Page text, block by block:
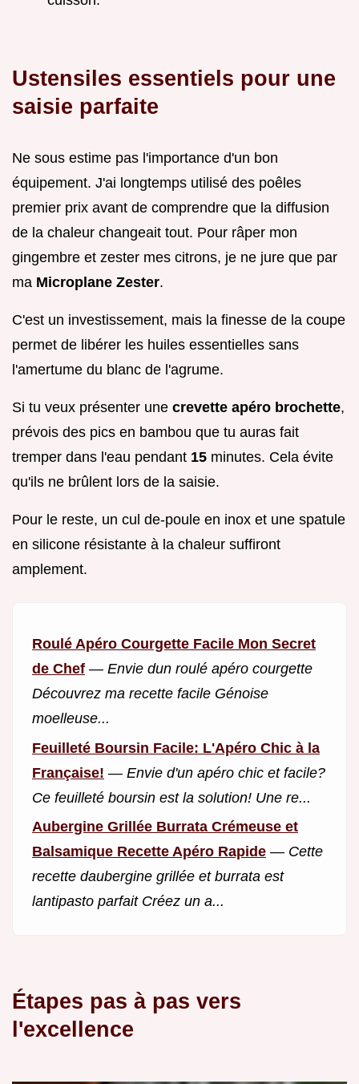
Ustensiles essentiels pour une
saisie parfaite
Ne sous estime pas l'importance d'un bon
équipement. J'ai longtemps utilisé des poêles
premier prix avant de comprendre que la diffusion
de la chaleur changeait tout. Pour râper mon
gingembre et zester mes citrons, je ne jure que par
ma Microplane Zester.
C'est un investissement, mais la finesse de la coupe
permet de libérer les huiles essentielles sans
l'amertume du blanc de l'agrume.
Si tu veux présenter une crevette apéro brochette,
prévois des pics en bambou que tu auras fait
tremper dans l'eau pendant 15 minutes. Cela évite
qu'ils ne brûlent lors de la saisie.
Pour le reste, un cul de-poule en inox et une spatule
en silicone résistante à la chaleur suffiront
amplement.
Roulé Apéro Courgette Facile Mon Secret
de Chef — Envie dun roulé apéro courgette
Découvrez ma recette facile Génoise
moelleuse...
Feuilleté Boursin Facile: L'Apéro Chic à la
Française! — Envie d'un apéro chic et facile?
Ce feuilleté boursin est la solution! Une re...
Aubergine Grillée Burrata Crémeuse et
Balsamique Recette Apéro Rapide — Cette
recette daubergine grillée et burrata est
lantipasto parfait Créez un a...
Étapes pas à pas vers
l'excellence